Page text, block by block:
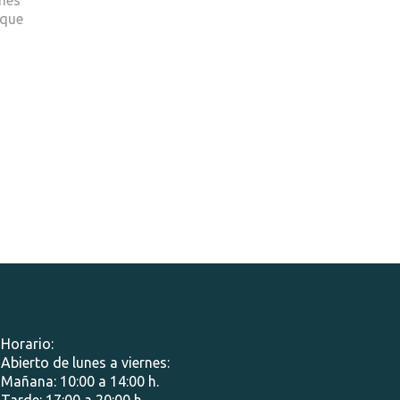
Horario:
Abierto de lunes a viernes:
Mañana: 10:00 a 14:00 h.